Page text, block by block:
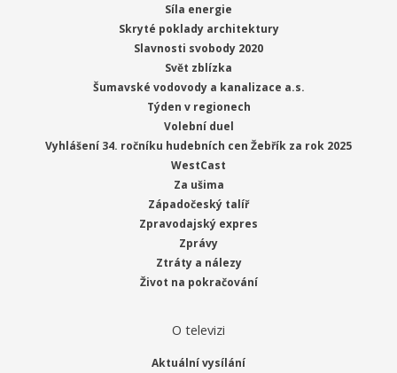
Síla energie
Skryté poklady architektury
Slavnosti svobody 2020
Svět zblízka
Šumavské vodovody a kanalizace a.s.
Týden v regionech
Volební duel
Vyhlášení 34. ročníku hudebních cen Žebřík za rok 2025
WestCast
Za ušima
Západočeský talíř
Zpravodajský expres
Zprávy
Ztráty a nálezy
Život na pokračování
O televizi
Aktuální vysílání